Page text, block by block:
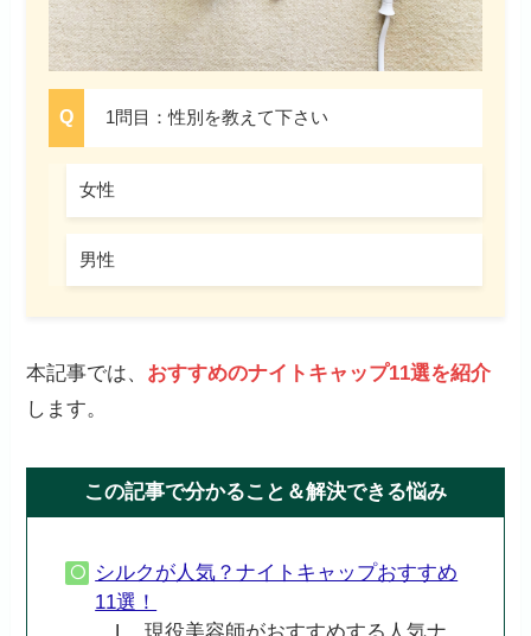
1問目：性別を教えて下さい
女性
男性
本記事では、 おすすめのナイトキャップ11選を紹介
します。
この記事で分かること＆解決できる悩み
シルクが人気？ナイトキャップおすすめ
11選！